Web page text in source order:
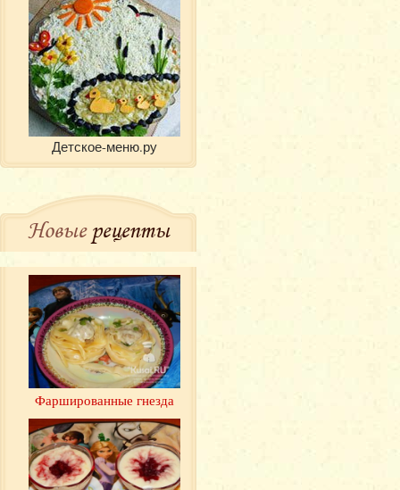
Детское-меню.ру
Новыерецепты
Фаршированные гнезда